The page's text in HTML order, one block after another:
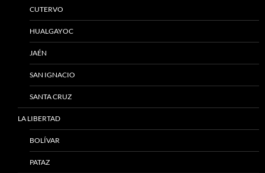
CUTERVO
HUALGAYOC
JAÉN
SAN IGNACIO
SANTA CRUZ
LA LIBERTAD
BOLÍVAR
PATAZ